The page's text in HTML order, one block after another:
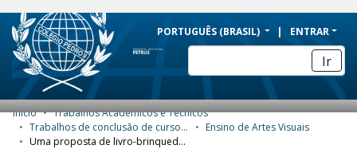
BRAZIL
Simplifique!
Comunica BR
Participe
Acesso à informação
PORTUGUÊS (BRASIL) ENTRAR
Ir
COMUNIDADES E COLEÇÕES
Início
Trabalhos Acadêmicos e Técnicos
Trabalhos de conclusão de curso de Especialização
Ensino de Artes Visuais
Uma proposta de livro-brinquedo com arte contemporânea: mediador entre a obra e a criança